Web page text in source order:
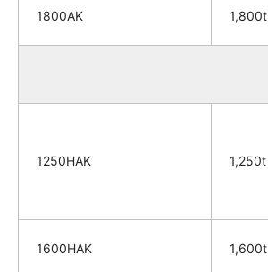
1800AK 1,800t
1250HAK 1,250t
1600HAK 1,600t